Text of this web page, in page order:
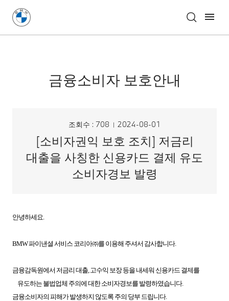
금융소비자 보호안내
조회수 : 708 2024-08-01
[소비자권익 보호 조치] 저금리
대출을 사칭한 신용카드 결제 유도
소비자경보 발령
안녕하세요.
BMW 파이낸셜 서비스 코리아㈜를 이용해 주셔서 감사합니다.
금융감독원에서 저금리 대출, 고수익 보장 등을 내세워 신용카드 결제를
유도하는 불법업체 주의에 대한 소비자경보를 발령하였습니다.
금융소비자의 피해가 발생하지 않도록 주의 당부 드립니다.